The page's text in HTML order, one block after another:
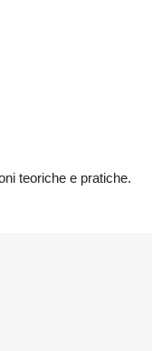
teoriche e pratiche.